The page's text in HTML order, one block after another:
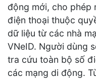
động mới, cho phép
điện thoại thuộc
dữ liệu từ các nhà
VNeID. Người dùng
tra cứu toàn bộ số
các mạng di động.